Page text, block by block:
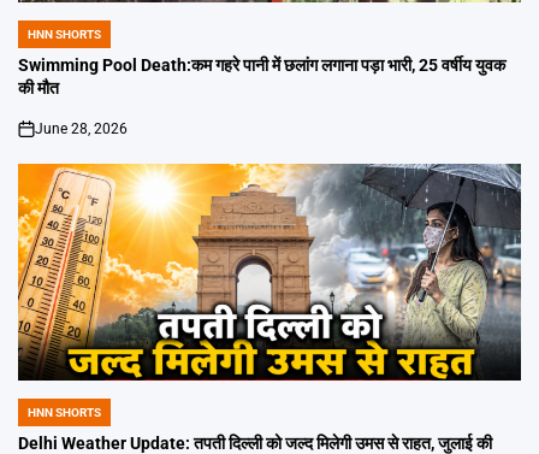
POSTED
IN
HNN SHORTS
Swimming Pool Death:कम गहरे पानी में छलांग लगाना पड़ा भारी, 25 वर्षीय युवक
की मौत
on
June 28, 2026
POSTED
IN
HNN SHORTS
Delhi Weather Update: तपती दिल्ली को जल्द मिलेगी उमस से राहत, जुलाई की